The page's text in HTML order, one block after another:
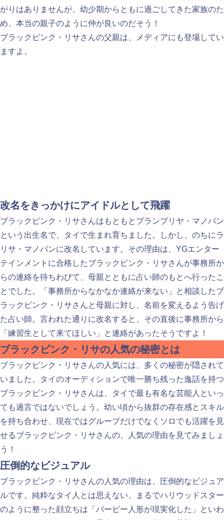
がりはありませんが、幼少期からともに過ごしてきた家族のた
め、本当の親子のように仲が良いのだそう！
ブラックピンク・リサさんの父親は、メディアにも登場してい
ますよ。
改名をきっかけにアイドルとして飛躍
ブラックピンク・リサさんはもともとプランプリヤ・マノバン
という出生名で、タイで生まれ育ちました。しかし、のちにラ
リサ・マノバンに改名しています。その理由は、YGエンター
テインメントに合格したブラックピンク・リサさんが事務所か
らの連絡を待ちわびて、母親とともに占い師のもとへ行ったこ
とでした。「事務所からなかなか連絡が来ない」と相談したブ
ラックピンク・リサさんと母親に対し、名前を変えるよう告げ
た占い師。言われた通りに改名すると、その直後に事務所から
「練習生として来てほしい」と連絡があったそうですよ！
ブラックピンク・リサの人気の秘密とは
ブラックピンク・リサさんの人気には、多くの秘密が隠されて
いました。タイのオーディションで唯一勝ち残った逸話を持つ
ブラックピンク・リサさんは、タイで最も有名な芸能人といっ
ても過言ではないでしょう。幼い頃から抜群の存在感とスキル
を持ち合わせ、現在ではグループだけでなくソロでも活躍を見
せるブラックピンク・リサさんの、人気の理由を見てみましょ
う！
圧倒的なビジュアル
ブラックピンク・リサさんの人気の理由は、圧倒的なビジュア
ルです。純粋なタイ人とは思えない、まるでハリウッドスター
のように整った顔立ちは「バービー人形が現実化した」といわ